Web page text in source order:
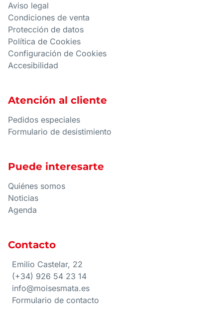
Aviso legal
Condiciones de venta
Protección de datos
Política de Cookies
Configuración de Cookies
Accesibilidad
Atención al cliente
Pedidos especiales
Formulario de desistimiento
Puede interesarte
Quiénes somos
Noticias
Agenda
Contacto
Emilio Castelar, 22
(+34) 926 54 23 14
info@moisesmata.es
Formulario de contacto